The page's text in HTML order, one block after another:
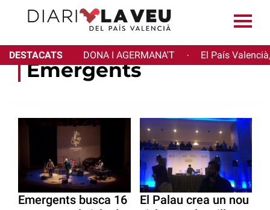
DESTACATS DONA I AGERMANA'T · El País
Emergents
Emergents busca 16
El Palau crea un nou